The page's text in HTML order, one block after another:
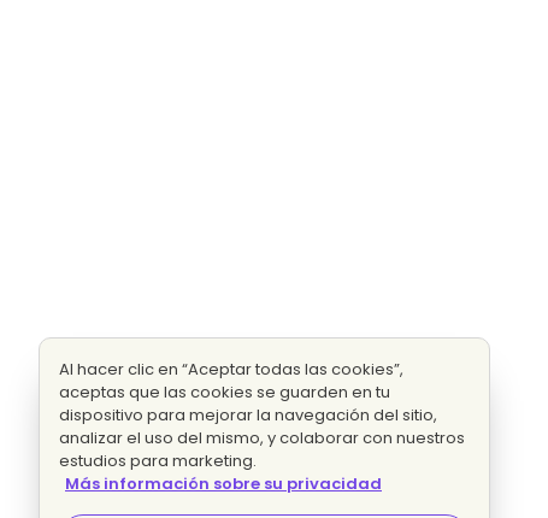
Al hacer clic en “Aceptar todas las cookies”,
aceptas que las cookies se guarden en tu
dispositivo para mejorar la navegación del sitio,
analizar el uso del mismo, y colaborar con nuestros
estudios para marketing.
Más información sobre su privacidad